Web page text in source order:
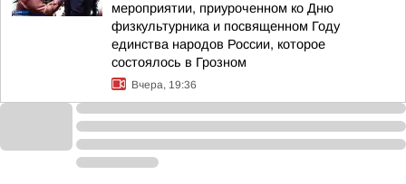
мероприятии, приуроченном ко Дню
физкультурника и посвященном Году
единства народов России, которое
состоялось в Грозном
Вчера, 19:36